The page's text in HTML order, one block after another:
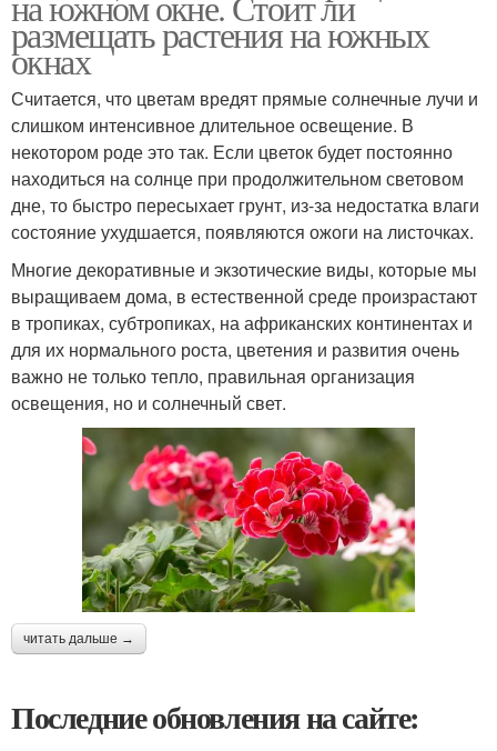
размещать растения на южных
окнах
Считается, что цветам вредят прямые солнечные лучи и
слишком интенсивное длительное освещение. В
некотором роде это так. Если цветок будет постоянно
находиться на солнце при продолжительном световом
дне, то быстро пересыхает грунт, из-за недостатка влаги
состояние ухудшается, появляются ожоги на листочках.
Многие декоративные и экзотические виды, которые мы
выращиваем дома, в естественной среде произрастают
в тропиках, субтропиках, на африканских континентах и
для их нормального роста, цветения и развития очень
важно не только тепло, правильная организация
освещения, но и солнечный свет.
читать дальше →
Последние обновления на сайте: